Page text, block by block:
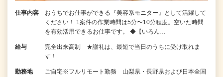
仕事内容
おうちでお仕事ができる『美容系モニター』として活躍して
ください！ 1案件の作業時間は5分〜10分程度。空いた時間
を有効活用できるお仕事です。 ◆【いろん…
給与
完全出来高制 ★謝礼は、最短で当日のうちに受け取れま
す！
勤務地
ご自宅※フルリモート勤務 山梨県・長野県および日本全国